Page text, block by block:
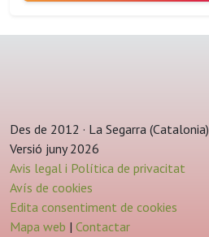
Des de 2012 · La Segarra (Catalonia)
Versió juny 2026
Avis legal i Política de privacitat
Avís de cookies
Edita consentiment de cookies
Mapa web | Contactar